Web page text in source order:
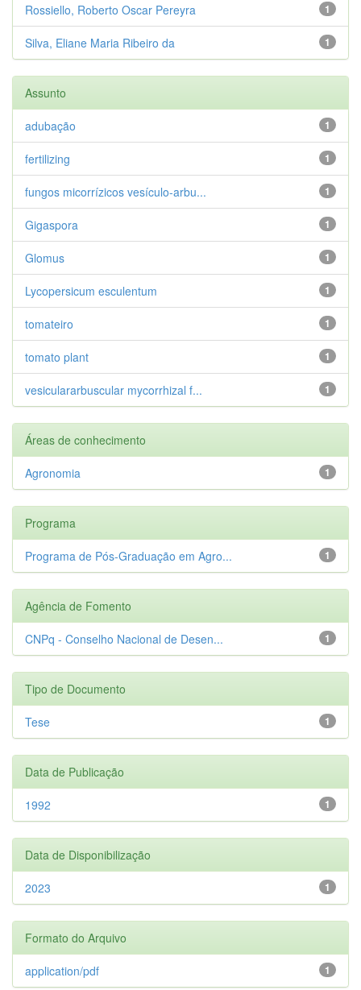
1
Rossiello, Roberto Oscar Pereyra
1
Silva, Eliane Maria Ribeiro da
Assunto
1
adubação
1
fertilizing
1
fungos micorrízicos vesículo-arbu...
1
Gigaspora
1
Glomus
1
Lycopersicum esculentum
1
tomateiro
1
tomato plant
1
vesiculararbuscular mycorrhizal f...
Áreas de conhecimento
1
Agronomia
Programa
1
Programa de Pós-Graduação em Agro...
Agência de Fomento
1
CNPq - Conselho Nacional de Desen...
Tipo de Documento
1
Tese
Data de Publicação
1
1992
Data de Disponibilização
1
2023
Formato do Arquivo
1
application/pdf